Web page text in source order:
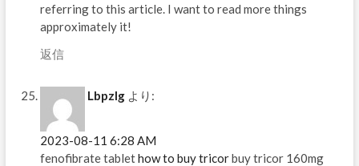
referring to this article. I want to read more things
approximately it!
返信
Lbpzlg より:
2023-08-11 6:28 AM
fenofibrate tablethow to buy tricorbuy tricor 160mg